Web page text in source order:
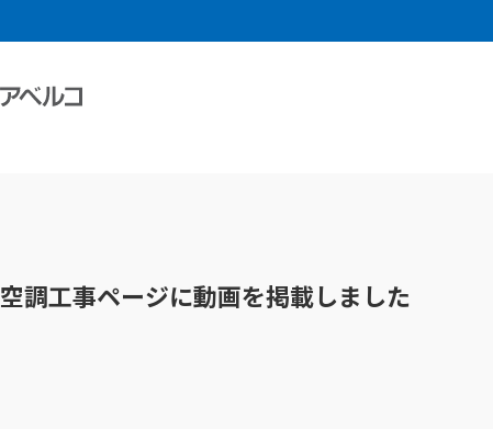
空調工事ページに動画を掲載しました